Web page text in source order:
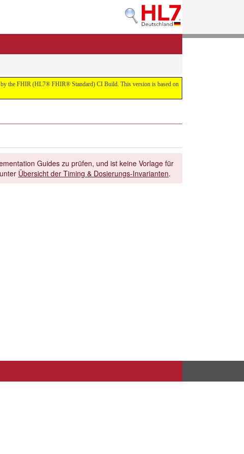
the FHIR (HL7® FHIR® Standard) CI Build. This version is based on
Guides zu prüfen, und ist keine Vorlage für
Übersicht der Timing & Dosierungs-Invarianten.